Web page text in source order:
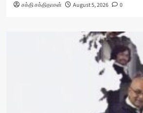
சக்தி சக்திதாசன் August 5, 2026 0